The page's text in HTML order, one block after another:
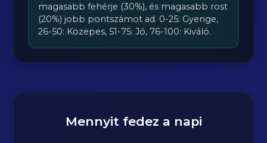
magasabb fehérje (30%), és magasabb rost
(20%) jobb pontszámot ad. 0-25: Gyenge,
26-50: Közepes, 51-75: Jó, 76-100: Kiváló.
Mennyit fedez a napi